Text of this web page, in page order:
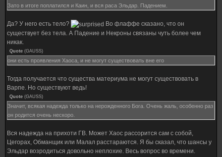
Зато в итоге поплатился и Каин, и вся раса Эльдар. Падением.
Да? У него есть тело?
Во флаффе сказано, что он
существует без тела. А Падение и Некроны связаны чуть более чем
никак.
Quote (GAUSS)
они есть проявления Хаоса, и не могут существовать вне его
Тогда получается что существа материума не могут существовать в
Варпе. Но существуют ведь!
Quote (GAUSS)
Значит, всякая надежда только на нерожденного Бога. Очень жаль, особенно раз
он родится очень нескоро.
Вся надежда на прихоти ГВ. Может Хаос рассорится сам с собой,
Цегорах, Обманщик или Малал расстараются. Я бы сказал, что шансы у
Эльдар возродиться довольно неплохие. Весь вопрос во времени.